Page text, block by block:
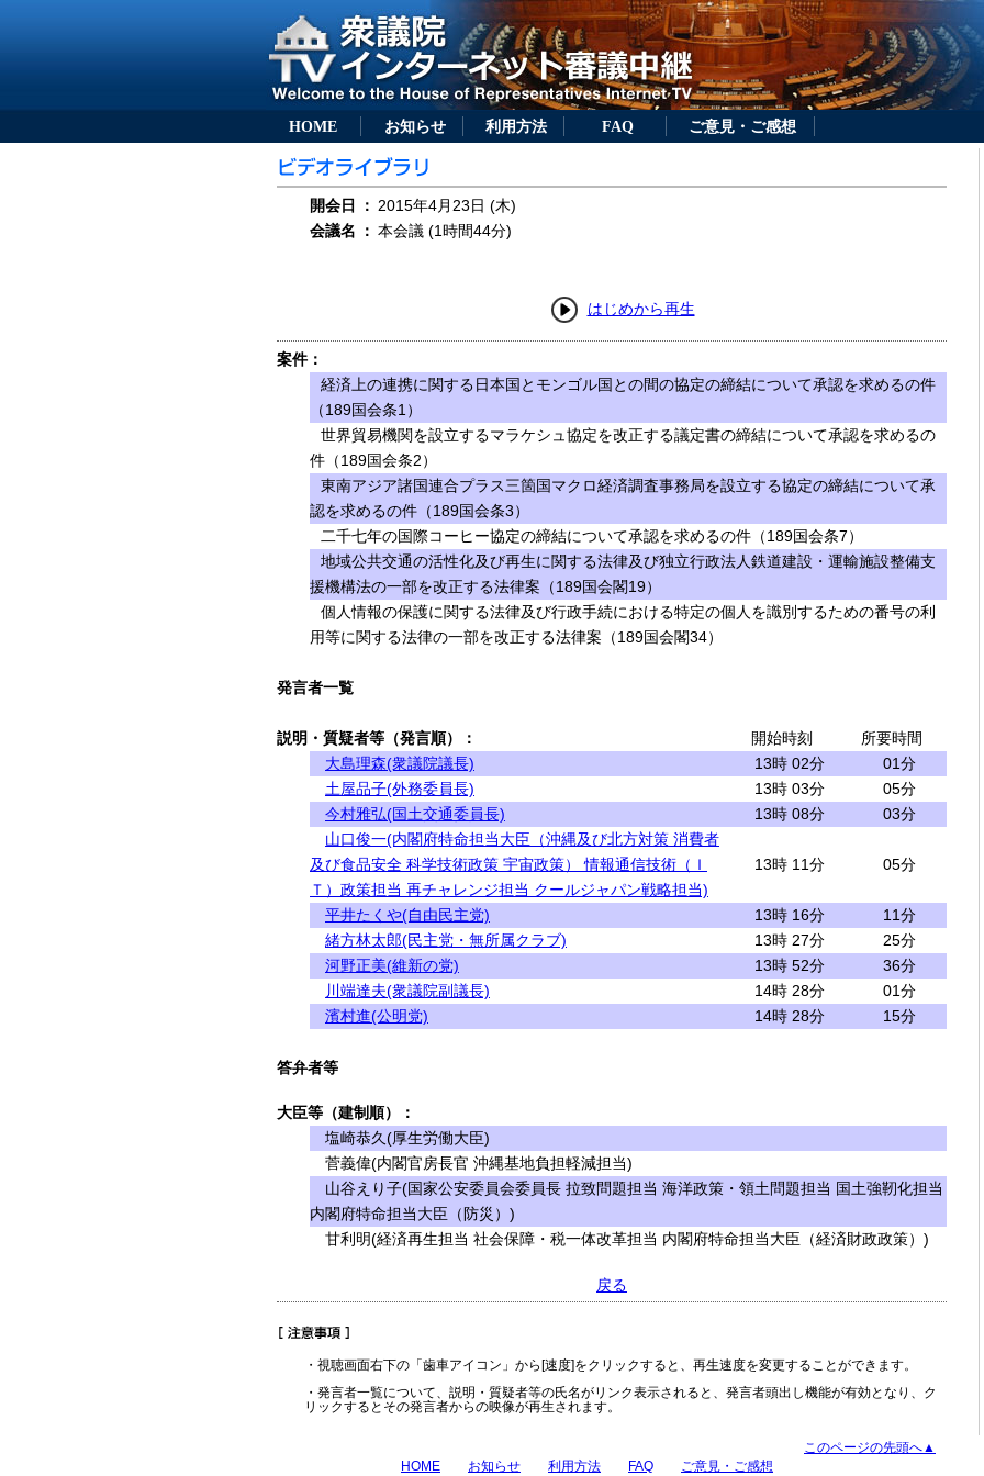
HOME お知らせ 利用方法 FAQ ご意見・ご感想
開会日 ： 2015年4月23日 (木)
会議名
： 本会議 (1時間44分)
はじめから再生
案件：
経済上の連携に関する日本国とモンゴル国との間の協定の締結について承認を求めるの件
（189国会条1）
世界貿易機関を設立するマラケシュ協定を改正する議定書の締結について承認を求めるの
件（189国会条2）
東南アジア諸国連合プラス三箇国マクロ経済調査事務局を設立する協定の締結について承
認を求めるの件（189国会条3）
二千七年の国際コーヒー協定の締結について承認を求めるの件（189国会条7）
地域公共交通の活性化及び再生に関する法律及び独立行政法人鉄道建設・運輸施設整備支
援機構法の一部を改正する法律案（189国会閣19）
個人情報の保護に関する法律及び行政手続における特定の個人を識別するための番号の利
用等に関する法律の一部を改正する法律案（189国会閣34）
発言者一覧
説明・質疑者等（発言順）： 開始時刻
所要時間
大島理森(衆議院議長)
13時 02分
01分
土屋品子(外務委員長)
13時 03分
05分
今村雅弘(国土交通委員長)
13時 08分
03分
山口俊一(内閣府特命担当大臣（沖縄及び北方対策 消費者
及び食品安全 科学技術政策 宇宙政策） 情報通信技術（Ｉ
Ｔ）政策担当 再チャレンジ担当 クールジャパン戦略担当)
13時 11分 05分
平井たくや(自由民主党) 13時 16分
11分
緒方林太郎(民主党・無所属クラブ)
13時 27分
25分
河野正美(維新の党)
13時 52分
36分
川端達夫(衆議院副議長)
14時 28分
01分
濱村進(公明党)
14時 28分 15分
答弁者等
大臣等（建制順）：
塩崎恭久(厚生労働大臣)
菅義偉(内閣官房長官 沖縄基地負担軽減担当)
山谷えり子(国家公安委員会委員長 拉致問題担当 海洋政策・領土問題担当 国土強靭化担当
内閣府特命担当大臣（防災）)
甘利明(経済再生担当 社会保障・税一体改革担当 内閣府特命担当大臣（経済財政政策）)
戻る
・視聴画面右下の「歯車アイコン」から[速度]をクリックすると、再生速度を変更することができます。
・発言者一覧について、説明・質疑者等の氏名がリンク表示されると、発言者頭出し機能が有効となり、ク
リックするとその発言者からの映像が再生されます。
このページの先頭へ▲
HOME
お知らせ 利用方法 FAQ ご意見・ご感想